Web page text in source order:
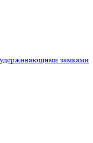
замками